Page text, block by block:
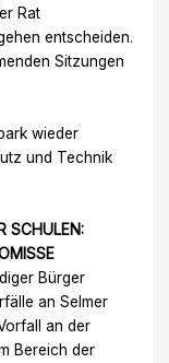
Rat
entscheiden.
Sitzungen
wieder
und Technik
SCHULEN:
Bürger
an Selmer
an der
Bereich der